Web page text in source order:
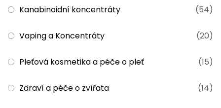
Kanabinoidní koncentráty (54)
Vaping a Koncentráty (20)
Pleťová kosmetika a péče o pleť (15)
Zdraví a péče o zvířata (14)